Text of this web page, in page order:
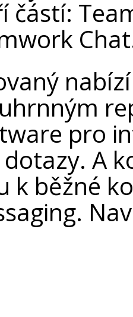
částí:
pro
A
k běžné